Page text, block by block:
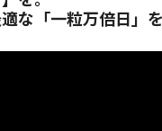
な「一粒万倍日」